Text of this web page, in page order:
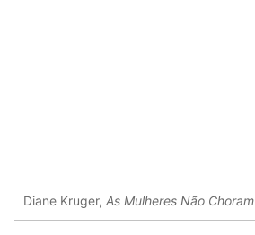
Diane Kruger, As Mulheres Não Choram